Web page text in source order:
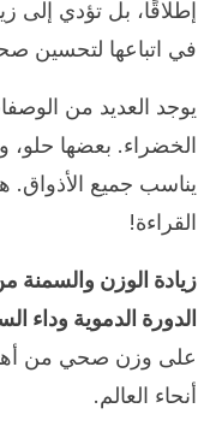
إطلاقًا، بل تؤدي
في اتباعها لتحسين
يوجد العديد من
الخضراء. بعضها حلو،
يناسب جميع الأذواق.
القراءة!
زيادة الوزن
الدورة الدموية وداء
على وزن صحي من
أنحاء العالم.